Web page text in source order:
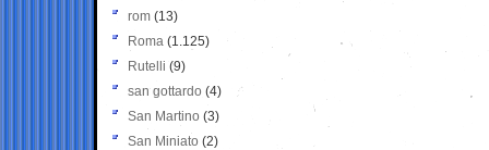
rom (13)
Roma (1.125)
Rutelli (9)
san gottardo (4)
San Martino (3)
San Miniato (2)